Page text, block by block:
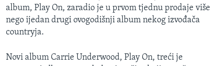
SVIJET
KORUPCIJA
SLOBODA MEDIJA
ŽENSKA STRANA
IZBJEGLIČKA STRANA
album, Play On, zaradio je u prvom tjednu prodaje više
nego ijedan drugi ovogodišnji album nekog izvođača
countryja.
Novi album Carrie Underwood, Play On, treći je